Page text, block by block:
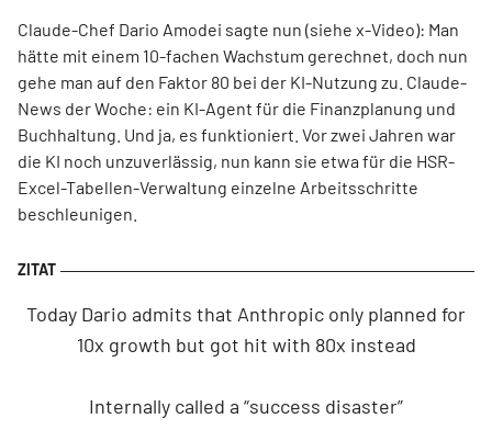
Claude-Chef Dario Amodei sagte nun (siehe x-Video): Man
hätte mit einem 10-fachen Wachstum gerechnet, doch nun
gehe man auf den Faktor 80 bei der KI-Nutzung zu. Claude-
News der Woche: ein KI-Agent für die Finanzplanung und
Buchhaltung. Und ja, es funktioniert. Vor zwei Jahren war
die KI noch unzuverlässig, nun kann sie etwa für die HSR-
Excel-Tabellen-Verwaltung einzelne Arbeitsschritte
beschleunigen.
Today Dario admits that Anthropic only planned for
10x growth but got hit with 80x instead
Internally called a “success disaster”